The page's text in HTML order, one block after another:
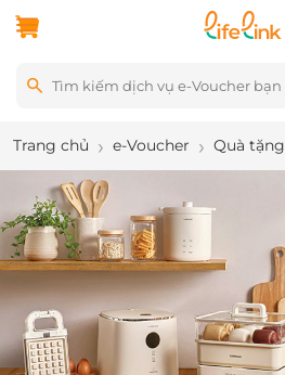
Trang chủ e-Voucher Quà tặng